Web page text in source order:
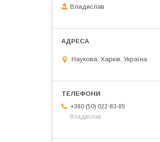
Владислав
Наукова, Харків, Україна
+380 (50) 022-83-85
Владислав